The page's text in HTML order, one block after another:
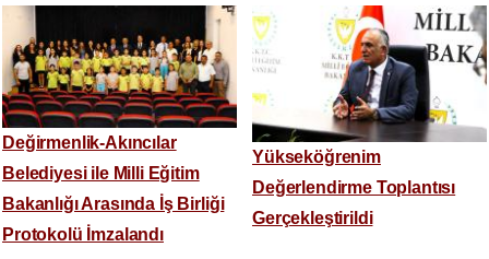
Değirmenlik-Akıncılar
Belediyesi ile Milli Eğitim
Bakanlığı Arasında İş Birliği
Protokolü İmzalandı
Yükseköğrenim
Değerlendirme Toplantısı
Gerçekleştirildi